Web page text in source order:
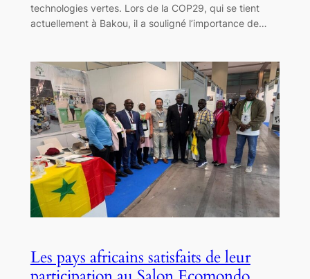
technologies vertes. Lors de la COP29, qui se tient
actuellement à Bakou, il a souligné l’importance de…
Les pays africains satisfaits de leur